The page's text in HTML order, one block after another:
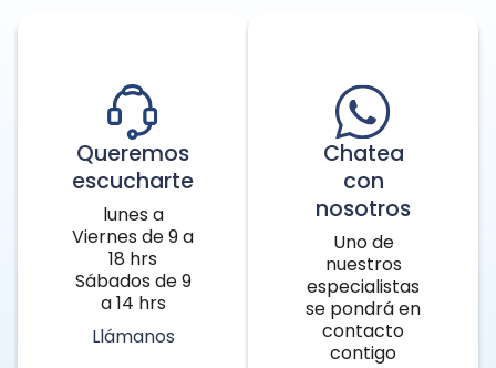
Queremos
escucharte
lunes a
Viernes de 9 a
18 hrs
Sábados de 9
a 14 hrs
Llámanos
Chatea
con
nosotros
Uno de
nuestros
especialistas
se pondrá en
contacto
contigo